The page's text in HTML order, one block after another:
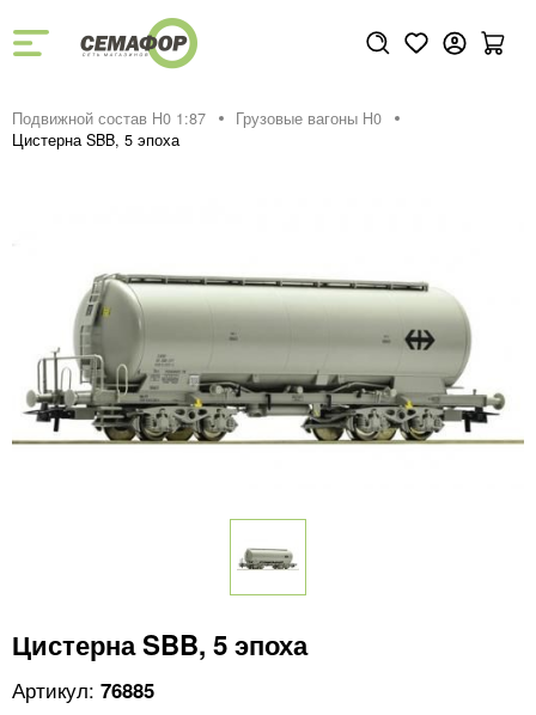
Подвижной состав H0 1:87
Грузовые вагоны H0
Цистерна SBB, 5 эпоха
Цистерна SBB, 5 эпоха
76885